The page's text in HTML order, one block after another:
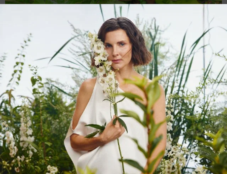
От улиток и слизней используют метальдегид
Выделяют такие группы препаратов, как
хлорорганические
, которые из-за сильной
токсичности почти не используются;
фосфорорганические(БИ-58 новый, Данадим,
карбофос,Фуфанон, Кельтан),пиретроиды(Фастак,
Карате),никотиноиды( Актара
) и некоторые более
мелкие группы.